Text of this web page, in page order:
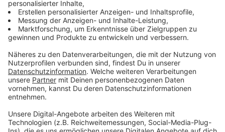
1 zerdrückte Knoblauchzehe
50g geröstete Walnüsse
150ml Olivenöl
60g Parmesankäse
Salz
Pfeffer
Anzeige
Und so bereitet ihr das Essen zu: